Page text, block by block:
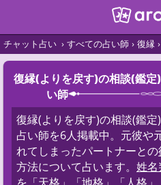
チャット占い すべての占い師 復縁
復縁(よりを戻す)の相談(鑑
い師
復縁(よりを戻す)の相談(鑑
占い師を6人掲載中。元彼や
れてしまったパートナーとの
方法について占います。 姓